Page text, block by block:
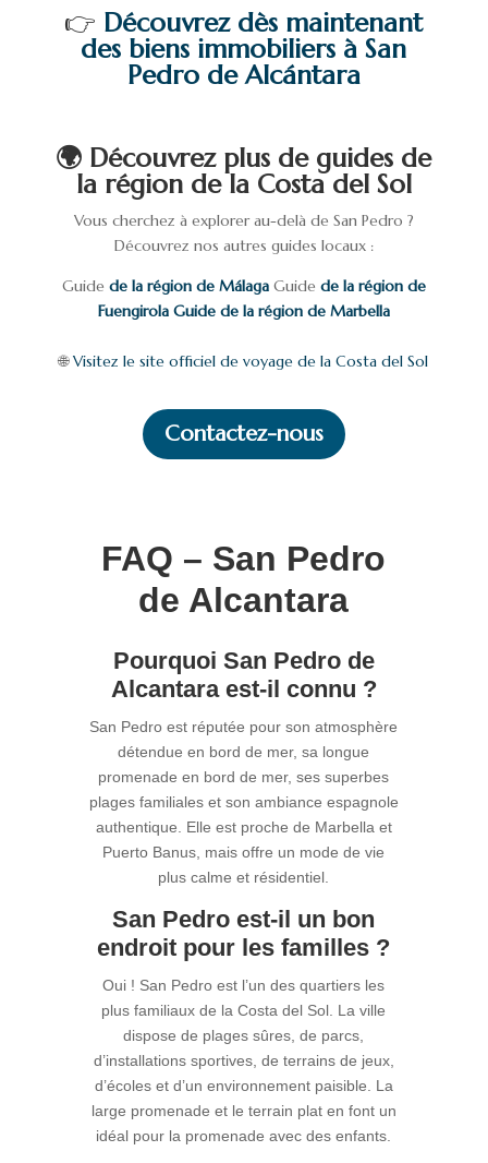
👉 Découvrez dès maintenant
des biens immobiliers à San
Pedro de Alcántara
🌍 Découvrez plus de guides de
la région de la Costa del Sol
Vous cherchez à explorer au-delà de San Pedro ?
Découvrez nos autres guides locaux :
Guide de la région de Málaga Guide de la région de
Fuengirola Guide de la région de Marbella
🌐 Visitez le site officiel de voyage de la Costa del Sol
Contactez-nous
FAQ – San Pedro
de Alcantara
Pourquoi San Pedro de
Alcantara est-il connu ?
San Pedro est réputée pour son atmosphère
détendue en bord de mer, sa longue
promenade en bord de mer, ses superbes
plages familiales et son ambiance espagnole
authentique. Elle est proche de Marbella et
Puerto Banus, mais offre un mode de vie
plus calme et résidentiel.
San Pedro est-il un bon
endroit pour les familles ?
Oui ! San Pedro est l’un des quartiers les
plus familiaux de la Costa del Sol. La ville
dispose de plages sûres, de parcs,
d’installations sportives, de terrains de jeux,
d’écoles et d’un environnement paisible. La
large promenade et le terrain plat en font un
idéal pour la promenade avec des enfants.